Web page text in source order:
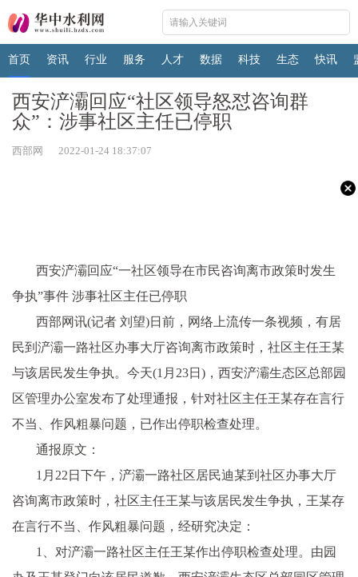
首页 资讯 行业 服务 人才 数据 科技 生态 快讯
西安浐灞回应“社区领导怒怼咨询群
众”：涉事社区主任已停职
西部网 2022-01-24 18:37:07
西安浐灞回应“一社区领导在市民咨询离市政策时发生
争执”事件 涉事社区主任已停职
西部网讯(记者 刘望)日前，网络上流传一条视频，有居
民到浐灞一路社区办事大厅咨询离市政策时，社区主任王某
与该居民发生争执。今天(1月23日)，西安浐灞生态区总部园
区管理办公室发布了处理通报，针对社区主任王某存在言行
不当、作风粗暴问题，已作出停职检查处理。
通报原文：
1月22日下午，浐灞一路社区居民迪某到社区办事大厅
咨询离市政策时，社区主任王某与该居民发生争执，王某存
在言行不当、作风粗暴问题，经研究决定：
1、对浐灞一路社区主任王某作出停职检查处理。由园